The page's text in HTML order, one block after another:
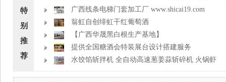
特
别
推
荐
广西线条电梯门套加工厂 www.shicai19.com
翁虹自创绯虹干红葡萄酒
【广西华晟黑白根生产基地】
shicai188.julong5.com 专业供应黑白根、广西白、金镶玉
提供全国糖酒会特装展台设计搭建服务
水饺馅斩拌机 全自动高速葱姜蒜斩碎机 火锅虾
滑斩拌机